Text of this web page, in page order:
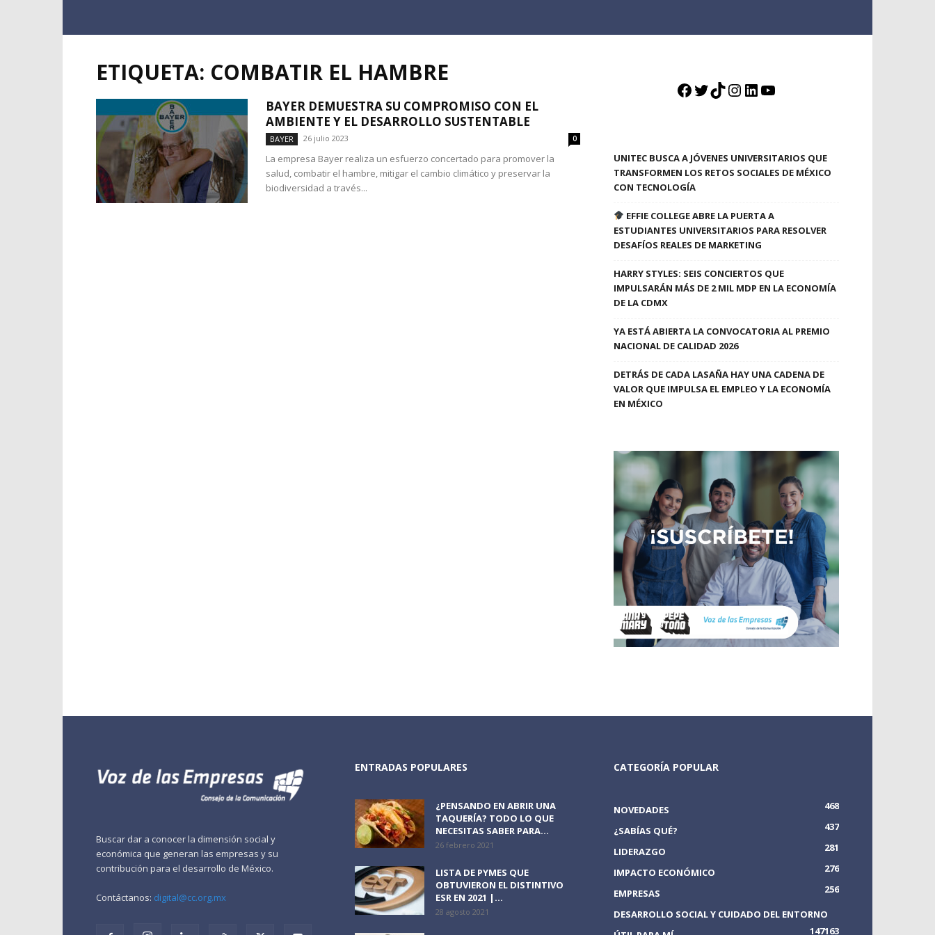
ETIQUETA: COMBATIR EL HAMBRE
BAYER DEMUESTRA SU COMPROMISO CON EL
AMBIENTE Y EL DESARROLLO SUSTENTABLE
BAYER 26 julio 2023 0
La empresa Bayer realiza un esfuerzo concertado para promover la
salud, combatir el hambre, mitigar el cambio climático y preservar la
biodiversidad a través...
Facebook
Twitter
TikTok
Instagram
LinkedIn
YouTube
UNITEC BUSCA A JÓVENES UNIVERSITARIOS QUE
TRANSFORMEN LOS RETOS SOCIALES DE MÉXICO
CON TECNOLOGÍA
EFFIE COLLEGE ABRE LA PUERTA A
ESTUDIANTES UNIVERSITARIOS PARA RESOLVER
DESAFÍOS REALES DE MARKETING
HARRY STYLES: SEIS CONCIERTOS QUE
IMPULSARÁN MÁS DE 2 MIL MDP EN LA ECONOMÍA
DE LA CDMX
YA ESTÁ ABIERTA LA CONVOCATORIA AL PREMIO
NACIONAL DE CALIDAD 2026
DETRÁS DE CADA LASAÑA HAY UNA CADENA DE
VALOR QUE IMPULSA EL EMPLEO Y LA ECONOMÍA
EN MÉXICO
Buscar dar a conocer la dimensión social y
económica que generan las empresas y su
contribución para el desarrollo de México.
Contáctanos: digital@cc.org.mx
ENTRADAS POPULARES
¿PENSANDO EN ABRIR UNA
TAQUERÍA? TODO LO QUE
NECESITAS SABER PARA...
26 febrero 2021
LISTA DE PYMES QUE
OBTUVIERON EL DISTINTIVO
ESR EN 2021 |...
28 agosto 2021
CATEGORÍA POPULAR
NOVEDADES
468
¿SABÍAS QUÉ?
437
LIDERAZGO
281
IMPACTO ECONÓMICO
276
EMPRESAS
256
DESARROLLO SOCIAL Y CUIDADO DEL ENTORNO
163
147